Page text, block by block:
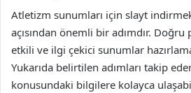
Atletizm sunumları için slayt
açısından önemli bir adımdır.
etkili ve ilgi çekici sunumlar
Yukarıda belirtilen adımları takip
konusundaki bilgilere kolayca